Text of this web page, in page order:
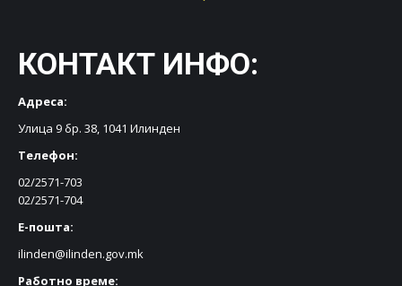
КОНТАКТ ИНФО:
Адреса:
Улица 9 бр. 38, 1041 Илинден
Телефон:
02/2571-703
02/2571-704
Е-пошта:
ilinden@ilinden.gov.mk
Работно време: